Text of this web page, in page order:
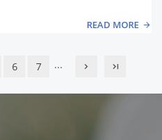
READ MORE
6 7 ...